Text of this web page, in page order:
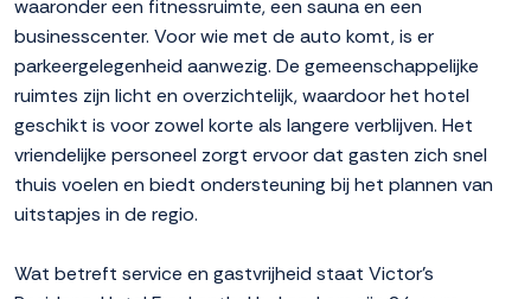
waaronder een fitnessruimte, een sauna en een
businesscenter. Voor wie met de auto komt, is er
parkeergelegenheid aanwezig. De gemeenschappelijke
ruimtes zijn licht en overzichtelijk, waardoor het hotel
geschikt is voor zowel korte als langere verblijven. Het
vriendelijke personeel zorgt ervoor dat gasten zich snel
thuis voelen en biedt ondersteuning bij het plannen van
uitstapjes in de regio.
Wat betreft service en gastvrijheid staat Victor's